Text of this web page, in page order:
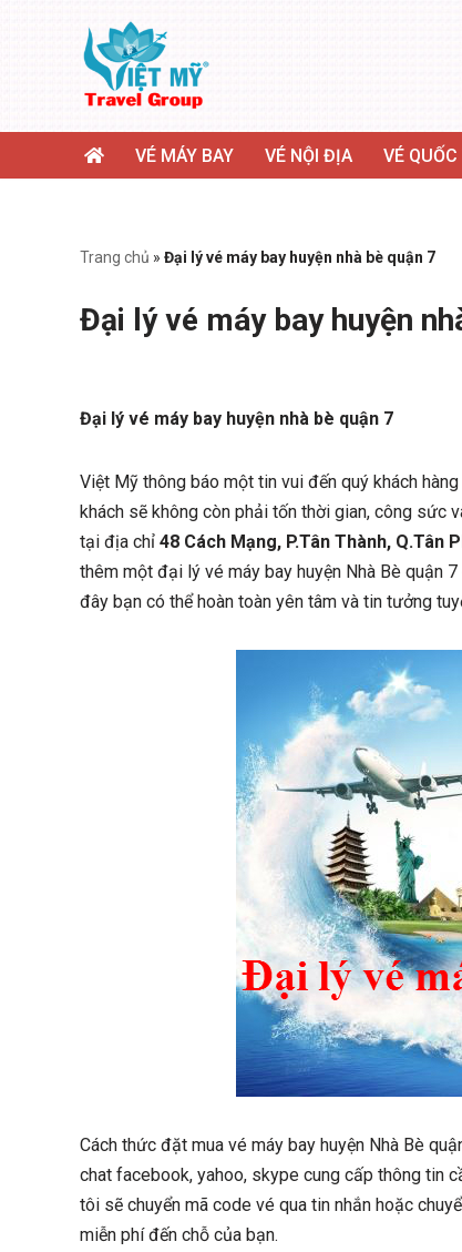
VÉ MÁY BAY VÉ NỘI ĐỊA VÉ QUỐC
Trang chủ » Đại lý vé máy bay huyện nhà bè quận 7
Đại lý vé máy bay huyện
Đại lý vé máy bay huyện nhà bè quận 7
Việt Mỹ thông báo một tin vui đến quý khách
khách sẽ không còn phải tốn thời gian, công sức
tại địa chỉ 48 Cách Mạng, P.Tân Thành, Q.Tân
thêm một đại lý vé máy bay huyện Nhà Bè quận
đây bạn có thể hoàn toàn yên tâm và tin tưởng
Cách thức đặt mua vé máy bay huyện Nhà Bè
chat facebook, yahoo, skype cung cấp thông tin
tôi sẽ chuyển mã code vé qua tin nhắn hoặc
miễn phí đến chỗ của bạn.